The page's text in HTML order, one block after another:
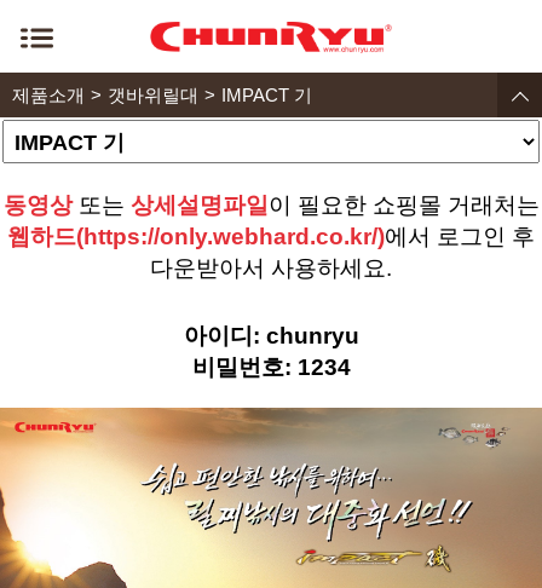
제품소개 갯바위릴대 IMPACT 기
동영상또는 상세설명파일 이 필요한 쇼핑몰 거래처는
웹하드(https://only.webhard.co.kr/)에서 로그인 후
다운받아서 사용하세요.
아이디: chunryu
비밀번호: 1234